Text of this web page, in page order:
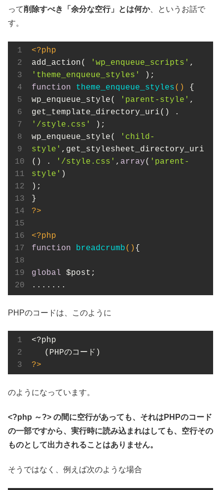
って削除すべき「余分な空行」とは何か、というお話で
す。
<?php
add_action(
'wp_enqueue_scripts'
'theme_enqueue_styles'
function
theme_enqueue_styles()
{
wp_enqueue_style(
'parent-style' ,
'/style.css'
);
wp_enqueue_style(
'child-
style' ,get_stylesheet_directory_uri
() .
'/style.css' , array( 'parent-
style' )
);
?>
<?php
function
breadcrumb() {
global $post;
.......
PHPのコードは、このように
<?php
?>
のようになっています。
<?php ～?> の間に空行があっても、それはPHPのコード
の一部ですから、実行時に読み込まれはしても、空行その
ものとして出力されることはありません。
そうではなく、例えば次のような場合